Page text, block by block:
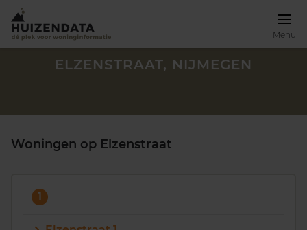
Menu
ELZENSTRAAT, NIJMEGEN
Woningen op Elzenstraat
1